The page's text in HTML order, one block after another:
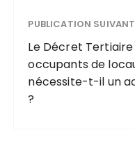
PUBLICATION
Le Décret
occupants de
nécessite-t-il un
?